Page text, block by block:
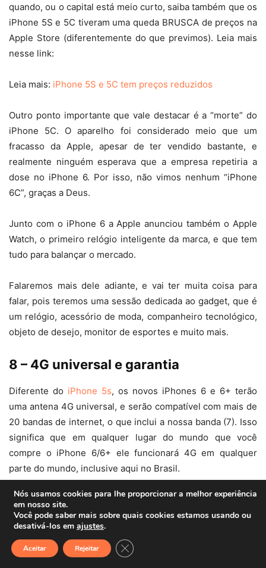
quando, ou o capital está meio curto, saiba também que os
iPhone 5S e 5C tiveram uma queda BRUSCA de preços na
Apple Store (diferentemente do que previmos). Leia mais
nesse link:
Leia mais: iPhone 5S e 5C tem preços reduzidos
Outro ponto importante que vale destacar é a “morte” do
iPhone 5C. O aparelho foi considerado meio que um
fracasso da Apple, apesar de ter vendido bastante, e
realmente ninguém esperava que a empresa repetiria a
dose no iPhone 6. Por isso, não vimos nenhum “iPhone
6C”, graças a Deus.
Junto com o iPhone 6 a Apple anunciou também o Apple
Watch, o primeiro relógio inteligente da marca, e que tem
tudo para balançar o mercado.
Falaremos mais dele adiante, e vai ter muita coisa para
falar, pois teremos uma sessão dedicada ao gadget, que é
um relógio, acessório de moda, companheiro tecnológico,
objeto de desejo, monitor de esportes e muito mais.
8 – 4G universal e garantia
Diferente do iPhone 5s, os novos iPhones 6 e 6+ terão
uma antena 4G universal, e serão compatível com mais de
20 bandas de internet, o que inclui a nossa banda (7). Isso
significa que em qualquer lugar do mundo que você
compre o iPhone 6/6+ ele funcionará 4G em qualquer
parte do mundo, inclusive aqui no Brasil.
Se você já leu oexcelente artigodo William Neves sobre
comprar iPhone 5s nos EUA, viu que um dos empasses é
que o 4G não funcionar aqui, esse empasse nos novos
iPhones não existem mais. Isso é excelente não é?…. É,
mas não é tudo.
Nós usamos cookies para lhe proporcionar a melhor experiência
em nosso site.
Você pode saber mais sobre quais cookies estamos usando ou
desativá-los em ajustes.
Aceitar Rejeitar Close GDPR Cookie Banner